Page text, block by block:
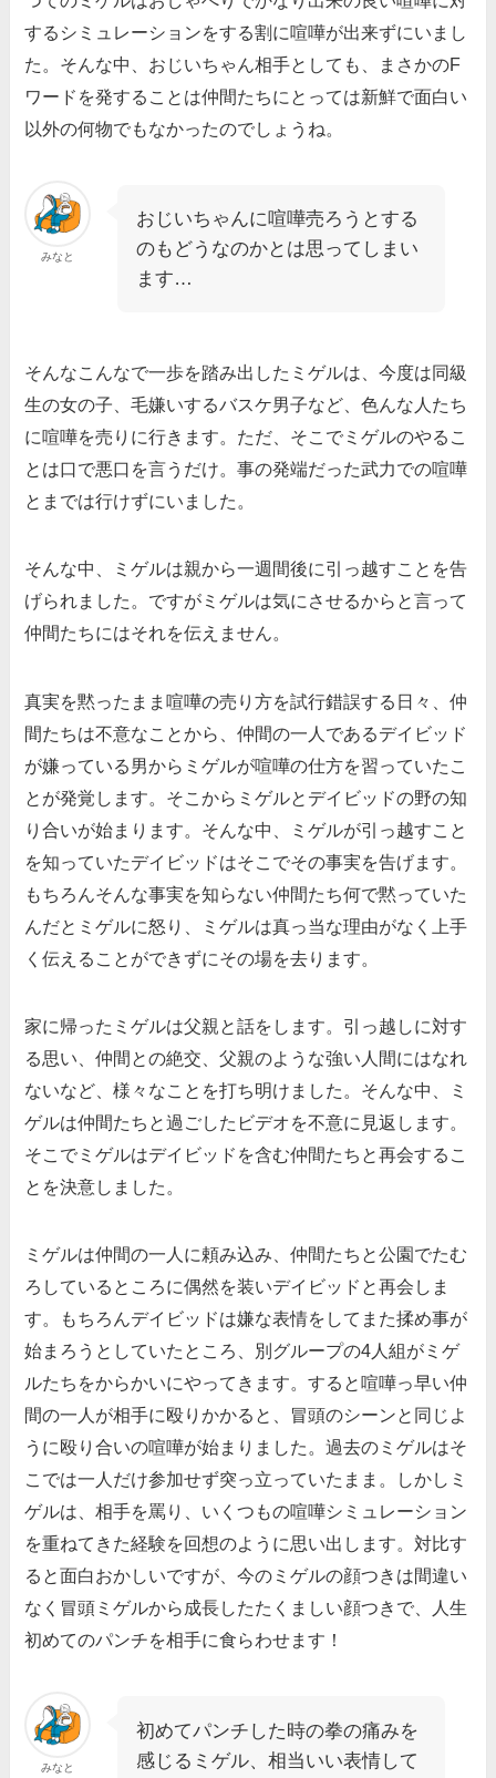
するシミュレーションをする割に喧嘩が出来ずにいまし
た。そんな中、おじいちゃん相手としても、まさかのF
ワードを発することは仲間たちにとっては新鮮で面白い
以外の何物でもなかったのでしょうね。
みなと
おじいちゃんに喧嘩売ろうとする
のもどうなのかとは思ってしまい
ます…
そんなこんなで一歩を踏み出したミゲルは、今度は同級
生の女の子、毛嫌いするバスケ男子など、色んな人たち
に喧嘩を売りに行きます。ただ、そこでミゲルのやるこ
とは口で悪口を言うだけ。事の発端だった武力での喧嘩
とまでは行けずにいました。
そんな中、ミゲルは親から一週間後に引っ越すことを告
げられました。ですがミゲルは気にさせるからと言って
仲間たちにはそれを伝えません。
真実を黙ったまま喧嘩の売り方を試行錯誤する日々、仲
間たちは不意なことから、仲間の一人であるデイビッド
が嫌っている男からミゲルが喧嘩の仕方を習っていたこ
とが発覚します。そこからミゲルとデイビッドの野の知
り合いが始まります。そんな中、ミゲルが引っ越すこと
を知っていたデイビッドはそこでその事実を告げます。
もちろんそんな事実を知らない仲間たち何で黙っていた
んだとミゲルに怒り、ミゲルは真っ当な理由がなく上手
く伝えることができずにその場を去ります。
家に帰ったミゲルは父親と話をします。引っ越しに対す
る思い、仲間との絶交、父親のような強い人間にはなれ
ないなど、様々なことを打ち明けました。そんな中、ミ
ゲルは仲間たちと過ごしたビデオを不意に見返します。
そこでミゲルはデイビッドを含む仲間たちと再会するこ
とを決意しました。
ミゲルは仲間の一人に頼み込み、仲間たちと公園でたむ
ろしているところに偶然を装いデイビッドと再会しま
す。もちろんデイビッドは嫌な表情をしてまた揉め事が
始まろうとしていたところ、別グループの4人組がミゲ
ルたちをからかいにやってきます。すると喧嘩っ早い仲
間の一人が相手に殴りかかると、冒頭のシーンと同じよ
うに殴り合いの喧嘩が始まりました。過去のミゲルはそ
こでは一人だけ参加せず突っ立っていたまま。しかしミ
ゲルは、相手を罵り、いくつもの喧嘩シミュレーション
を重ねてきた経験を回想のように思い出します。対比す
ると面白おかしいですが、今のミゲルの顔つきは間違い
なく冒頭ミゲルから成長したたくましい顔つきで、人生
初めてのパンチを相手に食らわせます！
みなと
初めてパンチした時の拳の痛みを
感じるミゲル、相当いい表情して